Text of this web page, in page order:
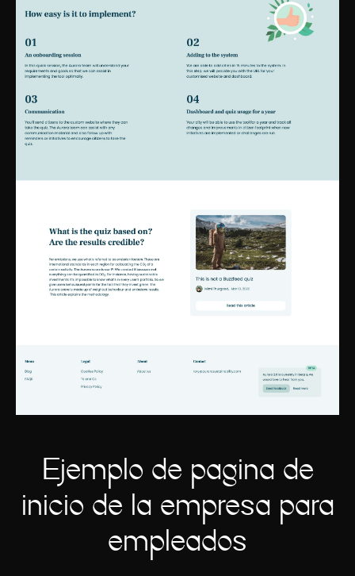
Ejemplo de página de
inicio de la empresa para
empleados